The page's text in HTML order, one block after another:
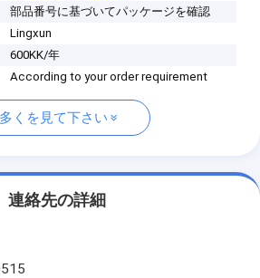
部品番号に基づいてパッケージを確認
Lingxun
600KK/年
According to your order requirement
多くを見て下さい
連絡先の詳細